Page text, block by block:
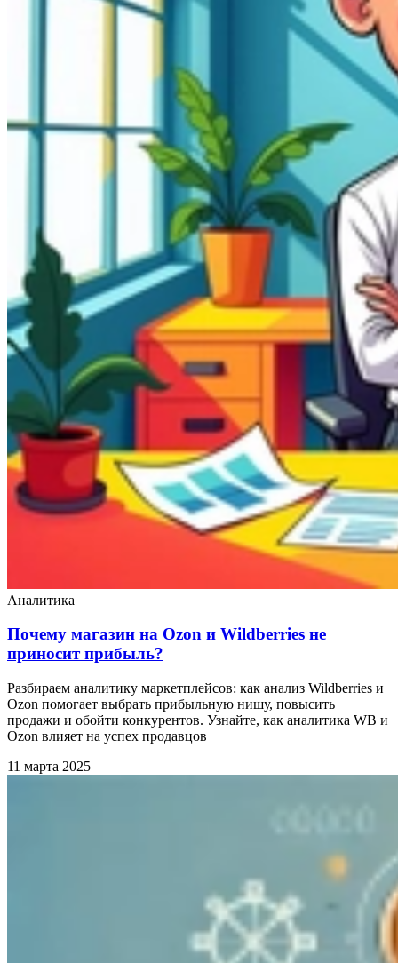
Аналитика
Почему магазин на Ozon и Wildberries не
приносит прибыль?
Разбираем аналитику маркетплейсов: как анализ Wildberries и
Ozon помогает выбрать прибыльную нишу, повысить
продажи и обойти конкурентов. Узнайте, как аналитика WB и
Ozon влияет на успех продавцов
11 марта 2025